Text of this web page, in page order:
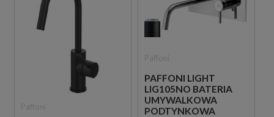
PAFFONI LIGHT
LIG105NO BATERIA
UMYWALKOWA
PODTYNKOWA